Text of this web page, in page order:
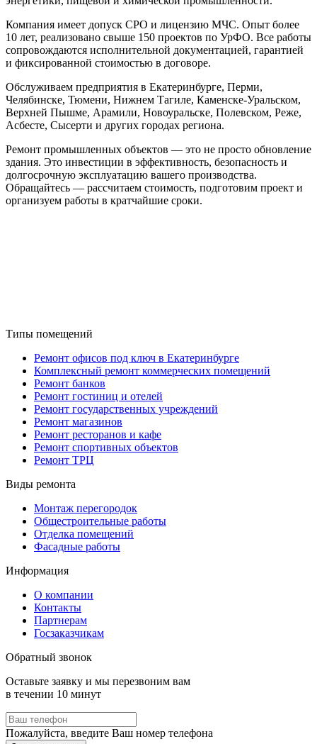
Компания имеет допуск СРО и лицензию МЧС. Опыт более
10 лет, реализовано свыше 150 проектов по УрФО. Все работы
сопровождаются исполнительной документацией, гарантией
и фиксированной стоимостью в договоре.
Обслуживаем предприятия в Екатеринбурге, Перми,
Челябинске, Тюмени, Нижнем Тагиле, Каменске-Уральском,
Верхней Пышме, Арамили, Новоуральске, Полевском, Реже,
Асбесте, Сысерти и других городах региона.
Ремонт промышленных объектов — это не просто обновление
здания. Это инвестиции в эффективность, безопасность и
долгосрочную эксплуатацию вашего производства.
Обращайтесь — рассчитаем стоимость, подготовим проект и
организуем работы в кратчайшие сроки.
Типы помещений
Ремонт офисов под ключ в Екатеринбурге
Комплексный ремонт коммерческих помещений
Ремонт банков
Ремонт гостиниц и отелей
Ремонт государственных учреждений
Ремонт магазинов
Ремонт ресторанов и кафе
Ремонт спортивных объектов
Ремонт ТРЦ
Виды ремонта
Монтаж перегородок
Общестроительные работы
Отделка помещений
Фасадные работы
Информация
О компании
Контакты
Партнерам
Госзаказчикам
Обратный звонок
Оставьте заявку и мы перезвоним вам
в течении 10 минут
Пожалуйста, введите Ваш номер телефона